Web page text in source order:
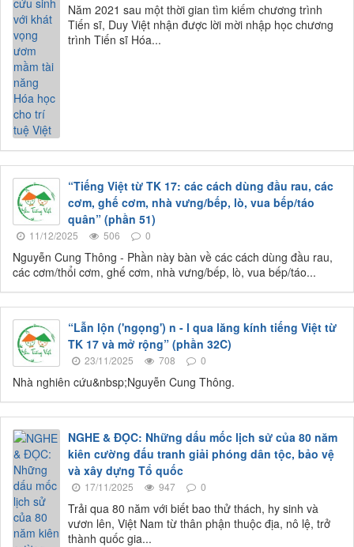
Năm 2021 sau một thời gian tìm kiếm chương trình
Tiến sĩ, Duy Việt nhận được lời mời nhập học chương
trình Tiến sĩ Hóa...
“Tiếng Việt từ TK 17: các cách dùng đầu rau, các
cơm, ghế cơm, nhà vưng/bếp, lò, vua bếp/táo
quân” (phần 51)
11/12/2025 506 0
Nguyễn Cung Thông - Phần này bàn về các cách dùng đầu rau,
các cơm/thổi cơm, ghế cơm, nhà vưng/bếp, lò, vua bếp/táo...
“Lẫn lộn ('ngọng') n - l qua lăng kính tiếng Việt từ
TK 17 và mở rộng” (phần 32C)
23/11/2025 708 0
Nhà nghiên cứu&nbsp;Nguyễn Cung Thông.
NGHE & ĐỌC: Những dấu mốc lịch sử của 80 năm
kiên cường đấu tranh giải phóng dân tộc, bảo vệ
và xây dựng Tổ quốc
17/11/2025 947 0
Trải qua 80 năm với biết bao thử thách, hy sinh và
vươn lên, Việt Nam từ thân phận thuộc địa, nô lệ, trở
thành quốc gia...